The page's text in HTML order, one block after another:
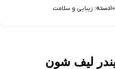
دسته: زیبایی و سلامت
لیف شون